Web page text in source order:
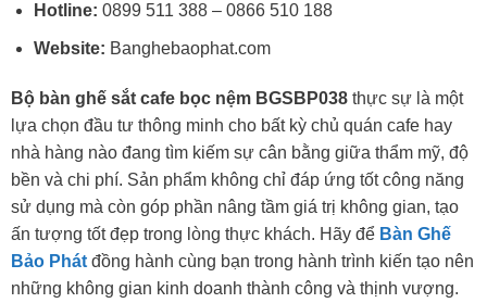
Hotline: 0899 511 388 – 0866 510 188
Website: Banghebaophat.com
Bộ bàn ghế sắt cafe bọc nệm BGSBP038 thực sự là một
lựa chọn đầu tư thông minh cho bất kỳ chủ quán cafe hay
nhà hàng nào đang tìm kiếm sự cân bằng giữa thẩm mỹ, độ
bền và chi phí. Sản phẩm không chỉ đáp ứng tốt công năng
sử dụng mà còn góp phần nâng tầm giá trị không gian, tạo
ấn tượng tốt đẹp trong lòng thực khách. Hãy để Bàn Ghế
Bảo Phát đồng hành cùng bạn trong hành trình kiến tạo nên
những không gian kinh doanh thành công và thịnh vượng.